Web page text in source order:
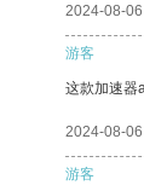
2024-08-06
游客
这款加速器
2024-08-06
游客